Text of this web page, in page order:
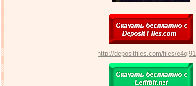
http://depositfiles.com/files/